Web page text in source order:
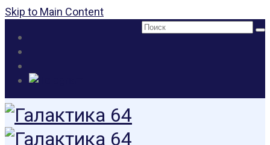
Skip to Main Content
Поиск: